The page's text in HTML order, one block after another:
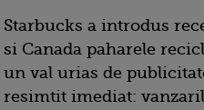
Starbucks a introdus
si Canada paharele
un val urias de
resimtit imediat: